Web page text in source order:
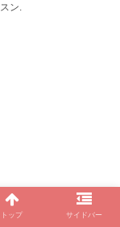
ン.
トップ サイドバー